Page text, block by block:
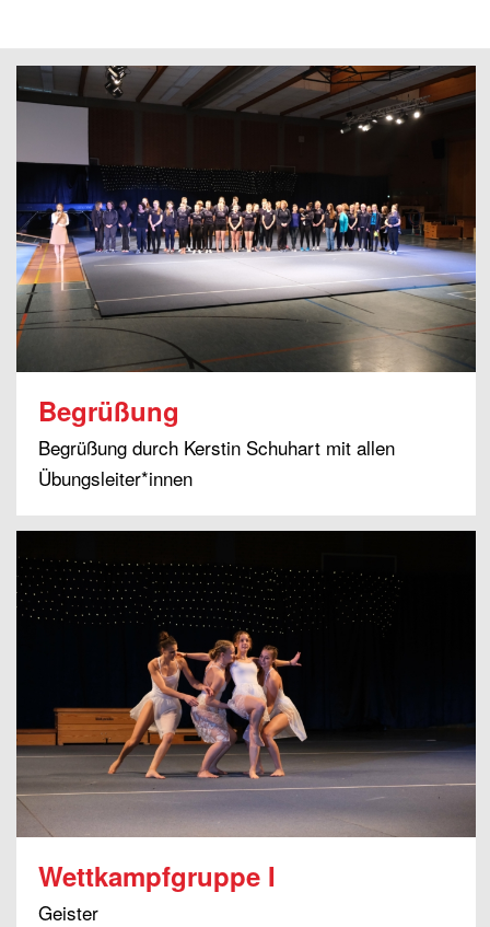
Begrüßung
Begrüßung durch Kerstin Schuhart mit allen
Übungsleiter*innen
Wettkampfgruppe I
Geister